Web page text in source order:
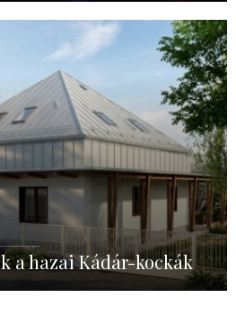
a hazai Kádár-kockák